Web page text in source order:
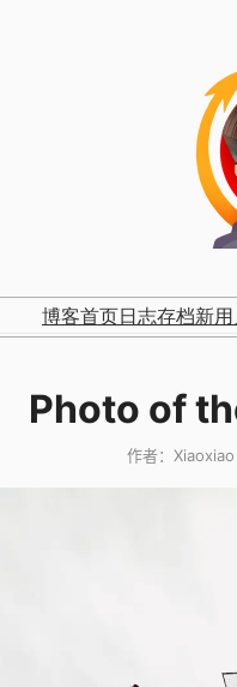
博客首页日志存档新
Photo of
作者： Xiaoxiao